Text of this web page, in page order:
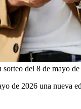
del 8 de mayo
de 2026 una nueva